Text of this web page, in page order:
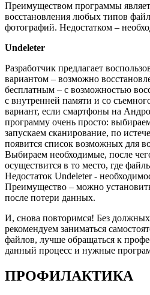
Преимуществом программы
восстановления любых типов
фотографий. Недостатком –
Undeleter
Разработчик предлагает
вариантом – возможно
бесплатным – с возможностью
с внутренней памяти и со
вариант, если смартфоны на
программу очень просто:
запускаем сканирование, по
появится список возможных для
Выбираем необходимые, после
осуществится в то место, где
Недостаток Undeleter -
Преимущество – можно
после потери данных.
И, снова повторимся! Без
рекомендуем заниматься
файлов, лучше обращаться к
данный процесс и нужные
ПРОФИЛАКТИКА